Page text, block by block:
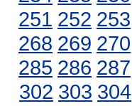
251 252 253
268 269 270
285 286 287
302 303 304